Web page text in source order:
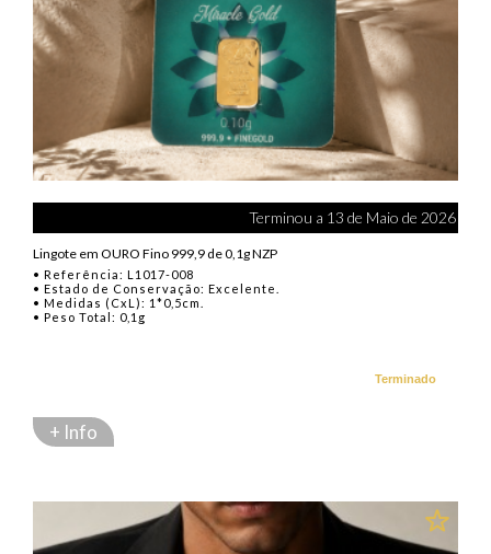
Terminou a 13 de Maio de 2026
Lingote em OURO Fino 999,9 de 0,1g NZP
• Referência: L1017-008
• Estado de Conservação: Excelente.
• Medidas (CxL): 1*0,5cm.
• Peso Total: 0,1g
Terminado
+ Info